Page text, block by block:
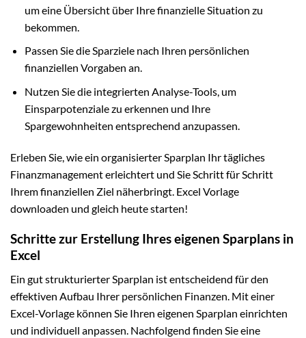
um eine Übersicht über Ihre finanzielle Situation zu
bekommen.
Passen Sie die Sparziele nach Ihren persönlichen
finanziellen Vorgaben an.
Nutzen Sie die integrierten Analyse-Tools, um
Einsparpotenziale zu erkennen und Ihre
Spargewohnheiten entsprechend anzupassen.
Erleben Sie, wie ein organisierter Sparplan Ihr tägliches
Finanzmanagement erleichtert und Sie Schritt für Schritt
Ihrem finanziellen Ziel näherbringt. Excel Vorlage
downloaden und gleich heute starten!
Schritte zur Erstellung Ihres eigenen Sparplans in
Excel
Ein gut strukturierter Sparplan ist entscheidend für den
effektiven Aufbau Ihrer persönlichen Finanzen. Mit einer
Excel-Vorlage können Sie Ihren eigenen Sparplan einrichten
und individuell anpassen. Nachfolgend finden Sie eine